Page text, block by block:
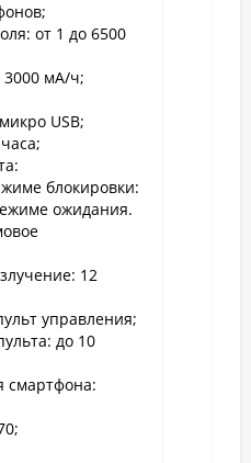
от 1 до 6500
3000 мА/ч;
USB;
блокировки:
ожидания.
12
управления;
до 10
смартфона: